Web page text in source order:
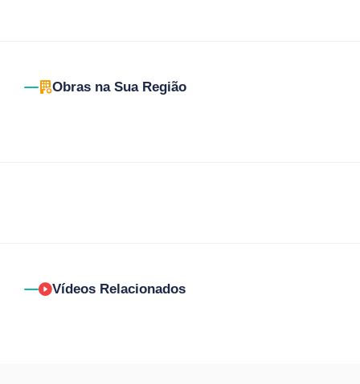
Obras na Sua Região
Vídeos Relacionados